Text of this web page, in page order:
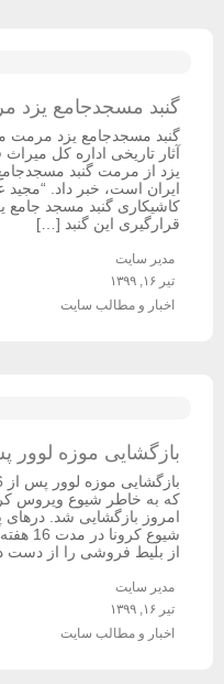
گنبد مسجدجامع
گنبد مسجدجامع یزد
آثار تاریخی اداره کل
یزد از مرمت گنبد
ایران است، خبر داد.
کاشیکاری گنبد مسجد جامع
قرارگیری این گنبد […]
مدیر سایت
تیر ۱۶, ۱۳۹۹
اخبار و مطالب سایت
بازگشایی موزه لوور پس از 16 هفته
امروز بازگشایی شد. درهای
از بلیط فروشی را از دست
مدیر سایت
تیر ۱۶, ۱۳۹۹
اخبار و مطالب سایت